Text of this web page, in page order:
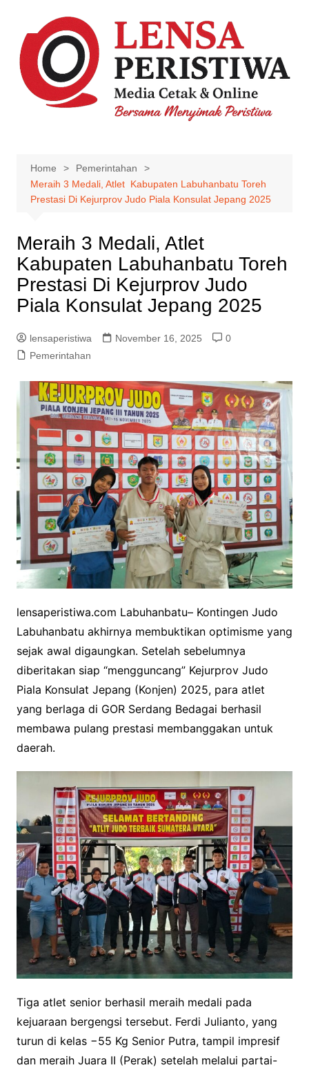
content
Home
Pemerintahan
Meraih 3 Medali, Atlet Kabupaten Labuhanbatu Toreh
Prestasi Di Kejurprov Judo Piala Konsulat Jepang 2025
Meraih 3 Medali, Atlet
Kabupaten Labuhanbatu Toreh
Prestasi Di Kejurprov Judo
Piala Konsulat Jepang 2025
lensaperistiwa November 16, 2025
0
Pemerintahan
lensaperistiwa.com Labuhanbatu– Kontingen Judo
Labuhanbatu akhirnya membuktikan optimisme yang
sejak awal digaungkan. Setelah sebelumnya
diberitakan siap “mengguncang” Kejurprov Judo
Piala Konsulat Jepang (Konjen) 2025, para atlet
yang berlaga di GOR Serdang Bedagai berhasil
membawa pulang prestasi membanggakan untuk
daerah.
Tiga atlet senior berhasil meraih medali pada
kejuaraan bergengsi tersebut. Ferdi Julianto, yang
turun di kelas −55 Kg Senior Putra, tampil impresif
dan meraih Juara II (Perak) setelah melalui partai-